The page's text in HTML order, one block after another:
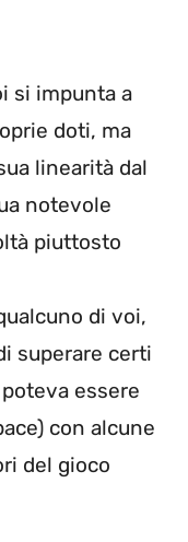
si impunta a
doti, ma
linearità dal
notevole
piuttosto
di voi,
superare certi
essere
con alcune
del gioco